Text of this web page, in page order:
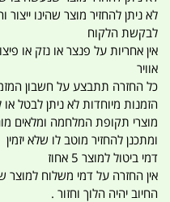
לא ניתן להחזיר מוצר שהינו
לבקשת הלקוח
אין אחריות על פנצר או נזק או
אוויר
כל החזרה תתבצע על חשבון
הזמנות מיוחדות לא ניתן לבטל או
מוצרי תקופת המלחמה ומלאים
ומתכנן להחזיר מוטב לו שלא יזמין
דמי ביטול למוצר 5 אחוז
אין החזרה על דמי משלוח
החיוב יהיה הלוך וחזור .